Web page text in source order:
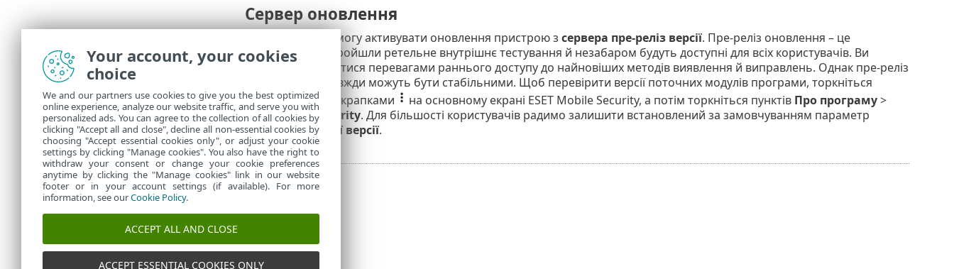
Сервер оновлення
Ця функція дає змогу активувати оновлення пристрою з сервера пре-реліз версії. Пре-реліз оновлення – це
оновлення, які пройшли ретельне внутрішнє тестування й незабаром будуть доступні для всіх користувачів. Ви
можете скористатися перевагами раннього доступу до найновіших методів виявлення й виправлень. Однак пре-реліз
оновлення не завжди можуть бути стабільними. Щоб перевірити версії поточних модулів програми, торкніться
кнопки з трьома крапками
на основному екрані ESET Mobile Security, а потім торкніться пунктів Про програму>
ESET Mobile Security. Для більшості користувачів радимо залишити встановлений за замовчуванням параметр
Сервер поточної версії.
Your account, your cookies
choice
We and our partners use cookies to give you the best optimized
online experience, analyze our website traffic, and serve you with
personalized ads. You can agree to the collection of all cookies by
clicking "Accept all and close", decline all non-essential cookies by
choosing "Accept essential cookies only", or adjust your cookie
settings by clicking "Manage cookies". You also have the right to
withdraw your consent or change your cookie preferences
anytime by clicking the "Manage cookies" link in our website
footer or in your account settings (if available). For more
information, see ourCookie Policy.
ACCEPT ALL AND CLOSE
ACCEPT ESSENTIAL COOKIES ONLY